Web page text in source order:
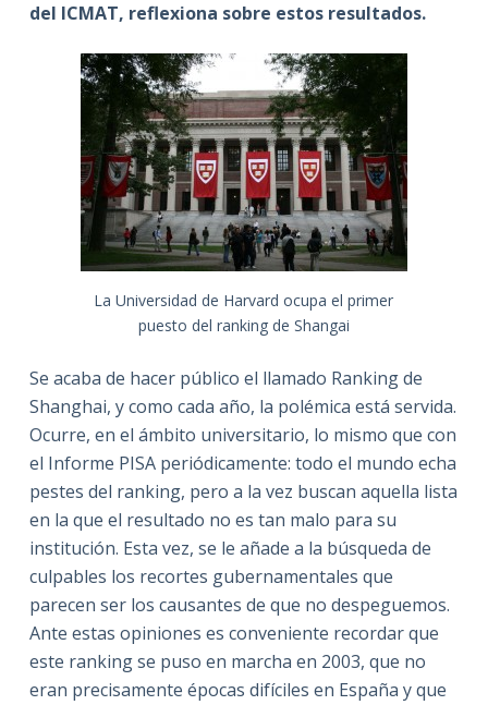
del ICMAT, reflexiona sobre estos resultados.
La Universidad de Harvard ocupa el primer
puesto del ranking de Shangai
Se acaba de hacer público el llamado Ranking de
Shanghai, y como cada año, la polémica está servida.
Ocurre, en el ámbito universitario, lo mismo que con
el Informe PISA periódicamente: todo el mundo echa
pestes del ranking, pero a la vez buscan aquella lista
en la que el resultado no es tan malo para su
institución. Esta vez, se le añade a la búsqueda de
culpables los recortes gubernamentales que
parecen ser los causantes de que no despeguemos.
Ante estas opiniones es conveniente recordar que
este ranking se puso en marcha en 2003, que no
eran precisamente épocas difíciles en España y que